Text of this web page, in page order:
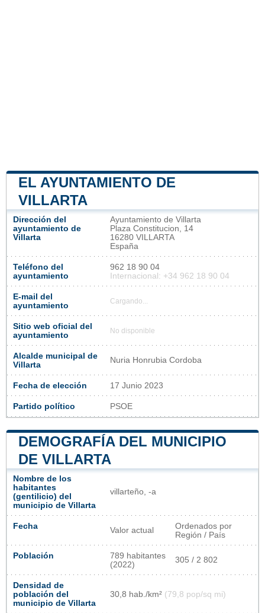
EL AYUNTAMIENTO DE
VILLARTA
Dirección del
ayuntamiento de
Villarta
Ayuntamiento de Villarta
Plaza Constitucion, 14
16280 VILLARTA
España
Teléfono del
ayuntamiento
962 18 90 04
Internacional: +34 962 18 90 04
E-mail del
ayuntamiento
Cargando...
Sitio web oficial del
ayuntamiento
No disponible
Alcalde municipal de
Villarta
Nuria Honrubia Cordoba
Fecha de elección 17 Junio 2023
Partido político PSOE
DEMOGRAFÍA DEL MUNICIPIO
DE VILLARTA
Nombre de los
habitantes
(gentilicio) del
municipio de Villarta
villarteño, -a
Fecha Valor actual
Ordenados por
Región / País
Población
789 habitantes
(2022)
305 / 2 802
Densidad de
población del
municipio de Villarta
30,8 hab./km² (79,8 pop/sq mi)